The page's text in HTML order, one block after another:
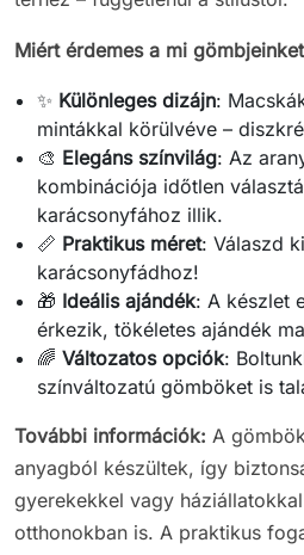
Miért érdemes a mi
✨ Különleges dizájn:
mintákkal körülvéve –
🎨 Elegáns színvilág: Az
kombinációja időtlen
karácsonyfához illik.
📏 Praktikus méret: Válaszd
karácsonyfádhoz!
🎁 Ideális ajándék: A készlet
érkezik, tökéletes ajándék
🌈Változatos opciók:
színváltozatú gömböket is
További információk: A
anyagból készültek, így
gyerekekkel vagy
otthonokban is. A praktikus